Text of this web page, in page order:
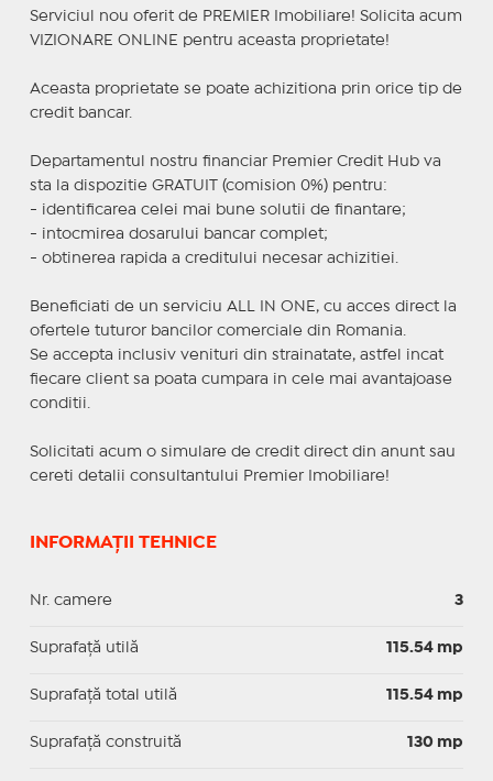
Serviciul nou oferit de PREMIER Imobiliare! Solicita acum
VIZIONARE ONLINE pentru aceasta proprietate!
Aceasta proprietate se poate achizitiona prin orice tip de
credit bancar.
Departamentul nostru financiar Premier Credit Hub va
sta la dispozitie GRATUIT (comision 0%) pentru:
- identificarea celei mai bune solutii de finantare;
- intocmirea dosarului bancar complet;
- obtinerea rapida a creditului necesar achizitiei.
Beneficiati de un serviciu ALL IN ONE, cu acces direct la
ofertele tuturor bancilor comerciale din Romania.
Se accepta inclusiv venituri din strainatate, astfel incat
fiecare client sa poata cumpara in cele mai avantajoase
conditii.
Solicitati acum o simulare de credit direct din anunt sau
cereti detalii consultantului Premier Imobiliare!
INFORMAȚII TEHNICE
Nr. camere 3
Suprafaţă utilă 115.54 mp
Suprafaţă total utilă 115.54 mp
Suprafaţă construită 130 mp